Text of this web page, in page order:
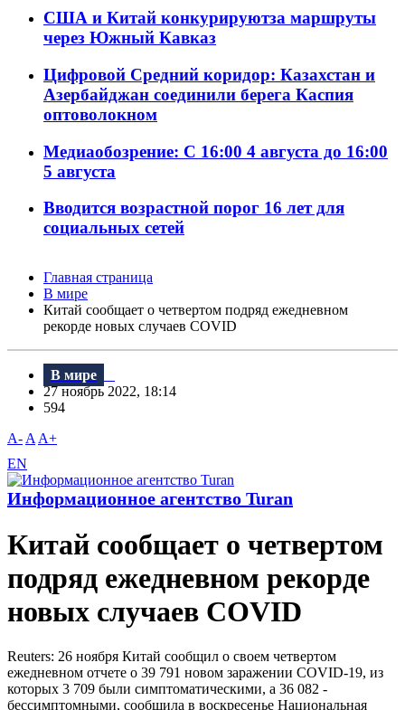
США и Китай конкурируютза маршруты
через Южный Кавказ
Цифровой Средний коридор: Казахстан и
Азербайджан соединили берега Каспия
оптоволокном
Медиаобозрение: С 16:00 4 августа до 16:00
5 августа
Вводится возрастной порог 16 лет для
социальных сетей
Главная страница
В мире
Китай сообщает о четвертом подряд ежедневном
рекорде новых случаев COVID
В мире
27 ноябрь 2022, 18:14
594
A- A A+
EN
Информационное агентство Turan
Китай сообщает о четвертом
подряд ежедневном рекорде
новых случаев COVID
Reuters: 26 ноября Китай сообщил о своем четвертом
ежедневном отчете о 39 791 новом заражении COVID-19, из
которых 3 709 были симптоматическими, а 36 082 -
бессимптомными, сообщила в воскресенье Национальная